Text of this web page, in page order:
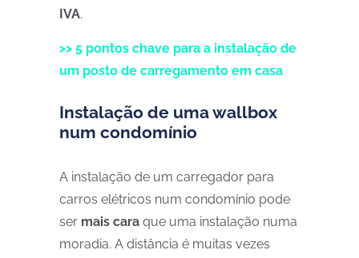
IVA.
>> 5 pontos chave para a instalação de
um posto de carregamento em casa
Instalação de uma wallbox
num condomínio
A instalação de um carregador para
carros elétricos num condomínio pode
ser mais cara que uma instalação numa
moradia. A distância é muitas vezes